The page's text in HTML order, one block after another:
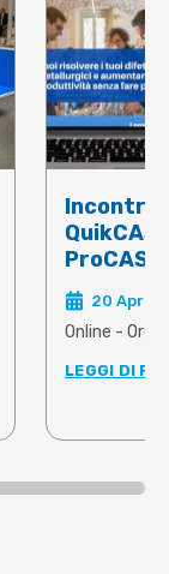
Incontro
ProCAST
20 Aprile
Online - Ore
LEGGI DI PIÙ